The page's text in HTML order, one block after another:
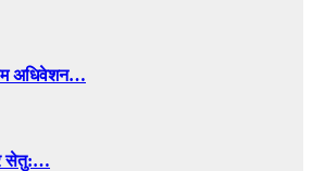
अधिवेशन…
सेतु:…